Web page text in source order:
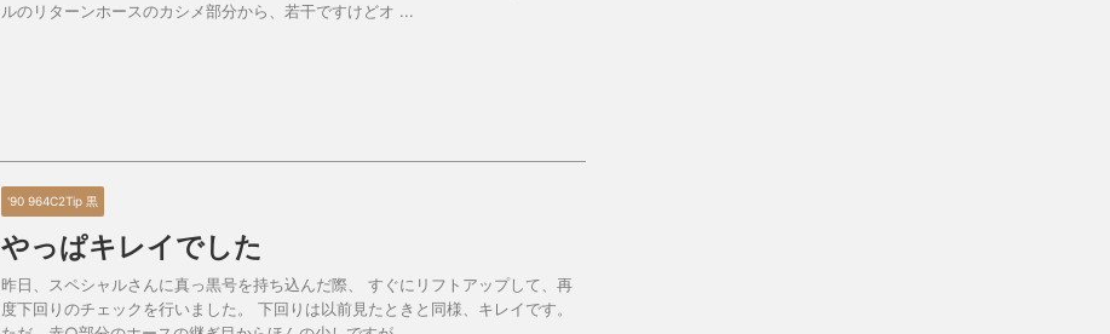
ルのリターンホースのカシメ部分から、若干ですけどオ ...
'90 964C2Tip 黒
やっぱキレイでした
昨日、スペシャルさんに真っ黒号を持ち込んだ際、 すぐにリフトアップして、再
度下回りのチェックを行いました。 下回りは以前見たときと同様、キレイです。